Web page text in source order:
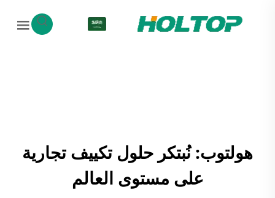
هولتوب: نُبتكر حلول تكييف تجارية
على مستوى العالم